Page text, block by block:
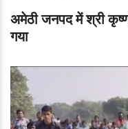
अमेठी जनपद में श्री
गया